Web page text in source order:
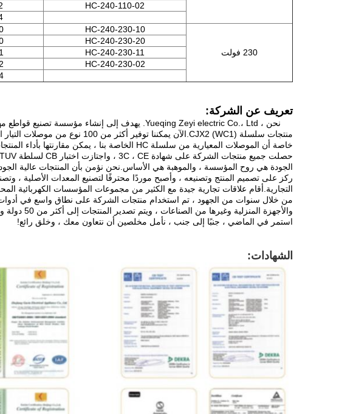
HC-240-110-02
230 فولت
HC-240-230-10
HC-240-230-20
HC-240-230-11
HC-240-230-02
تعريف عن الشركة:
منتجات سلسلة CJX2 (WC1).الآن يمكننا توفير أكثر من 100 نوع من موصلات التيار المتردد والتيار المستمر.
خاصة أن الموصلات المعيارية من سلسلة HC الخاصة بنا ، يمكن مقارنتها بأداء المنتجات ذات العلامات التجارية الشهيرة.
حصلت جميع منتجات الشركة على شهادة 3C ، CE ، واجتازت اختبار CB لسلطة TUV الألمانية.
الجودة هي روح المؤسسة ، والموهبة هي الأساس.نحن نؤمن بأن المنتجات عالية
التجارية.أقام علاقات تجارية جيدة مع الكثير من مجموعات المؤسسات الكهربائية
من خلال سنوات من الجهود ، تم استخدام منتجات الشركة على نطاق واسع في أدوات
والأجهزة المنزلية وغيرها من الصناعات ، ويتم تصدير المنتجات إلى أكثر من 50 دولة ومنطقة في العالم.
استمر في الماضي ، جنبًا إلى جنب ، نأمل مخلصين أن نتعاون معك ، وخلق رائع!
الشهادات: